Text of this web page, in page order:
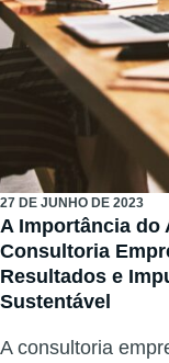
27 DE JUNHO DE 2023
A Importância do
Consultoria
Resultados e
Sustentável
A consultoria